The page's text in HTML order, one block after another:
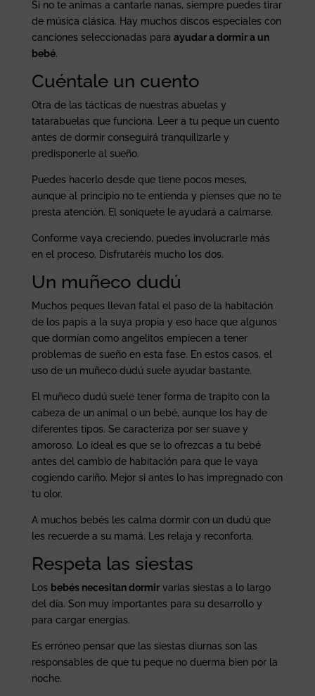
Si no te animas a cantarle nanas, siempre puedes tirar
de música clásica. Hay muchos discos especiales con
canciones seleccionadas para ayudar a dormir a un
bebé.
Cuéntale un cuento
Otra de las tácticas de nuestras abuelas y
tatarabuelas que funciona. Leer a tu peque un cuento
antes de dormir conseguirá tranquilizarle y
predisponerle al sueño.
Puedes hacerlo desde que tiene pocos meses,
aunque al principio no te entienda y pienses que no te
presta atención. El soniquete le ayudará a calmarse.
Conforme vaya creciendo, puedes involucrarle más
en el proceso. Disfrutaréis mucho los dos.
Un muñeco dudú
Muchos peques llevan fatal el paso de la habitación
de los papis a la suya propia y eso hace que algunos
que dormían como angelitos empiecen a tener
problemas de sueño en esta fase. En estos casos, el
uso de un muñeco dudú suele ayudar bastante.
El muñeco dudú suele tener forma de trapito con la
cabeza de un animal o un bebé, aunque los hay de
diferentes tipos. Se caracteriza por ser suave y
amoroso. Lo ideal es que se lo ofrezcas a tu bebé
antes del cambio de habitación para que le vaya
cogiendo cariño. Mejor si antes lo has impregnado con
tu olor.
A muchos bebés les calma dormir con un dudú que
les recuerde a su mamá. Les relaja y reconforta.
Respeta las siestas
Los bebés necesitan dormirvarias siestas a lo largo
del día. Son muy importantes para su desarrollo y
para cargar energías.
Es erróneo pensar que las siestas diurnas son las
responsables de que tu peque no duerma bien por la
noche.